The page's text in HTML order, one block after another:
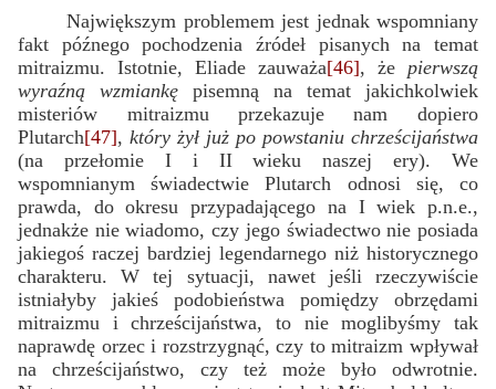
Największym problemem jest jednak wspomniany
fakt późnego pochodzenia źródeł pisanych na temat
mitraizmu. Istotnie, Eliade zauważa[46], że pierwszą
wyraźną wzmiankę pisemną na temat jakichkolwiek
misteriów mitraizmu przekazuje nam dopiero
Plutarch[47],który żył już po powstaniu chrześcijaństwa
(na przełomie I i II wieku naszej ery). We
wspomnianym świadectwie Plutarch odnosi się, co
prawda, do okresu przypadającego na I wiek p.n.e.,
jednakże nie wiadomo, czy jego świadectwo nie posiada
jakiegoś raczej bardziej legendarnego niż historycznego
charakteru. W tej sytuacji, nawet jeśli rzeczywiście
istniałyby jakieś podobieństwa pomiędzy obrzędami
mitraizmu i chrześcijaństwa, to nie moglibyśmy tak
naprawdę orzec i rozstrzygnąć, czy to mitraizm wpływał
na chrześcijaństwo, czy też może było odwrotnie.